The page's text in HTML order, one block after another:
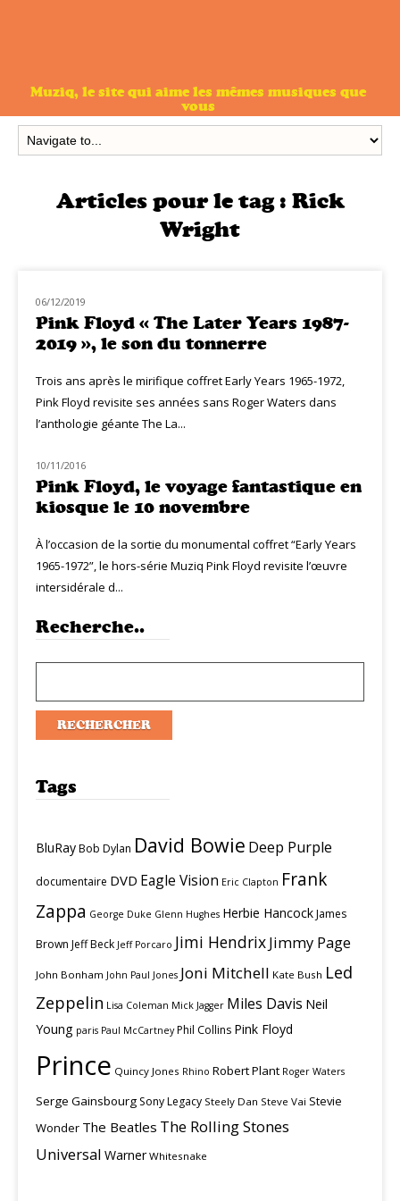
Muziq, le site qui aime les mêmes musiques que
vous
Articles pour le tag : Rick
Wright
NOUVEAUTÉS
06/12/2019
Pink Floyd « The Later Years 1987-
2019 », le son du tonnerre
Trois ans après le mirifique coffret Early Years 1965-1972,
Pink Floyd revisite ses années sans Roger Waters dans
l’anthologie géante The La...
NOUVEAUTÉS
10/11/2016
Pink Floyd, le voyage fantastique en
kiosque le 10 novembre
À l’occasion de la sortie du monumental coffret “Early Years
1965-1972”, le hors-série Muziq Pink Floyd revisite l’œuvre
intersidérale d...
Recherche..
Tags
BluRayBob Dylan David Bowie Deep Purple
documentaire DVD Eagle Vision Eric Clapton Frank
Zappa George Duke Glenn Hughes Herbie HancockJames
Brown Jeff Beck Jeff Porcaro Jimi HendrixJimmy Page
John Bonham John Paul Jones Joni Mitchell Kate Bush Led
Zeppelin Lisa Coleman Mick Jagger Miles Davis Neil
Young paris Paul McCartney Phil Collins Pink Floyd
Prince Quincy Jones Rhino Robert Plant Roger Waters
Serge Gainsbourg Sony Legacy Steely Dan Steve Vai Stevie
Wonder The Beatles The Rolling Stones
Universal Warner Whitesnake